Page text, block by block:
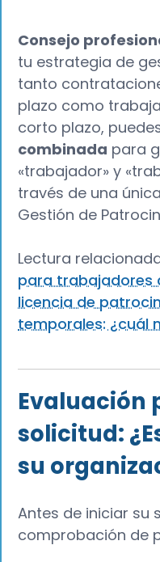
Consejo
tu estrategia de
tanto
plazo como
corto plazo,
combinada para
«trabajador» y
través de una
Gestión de
Lectura
para trabajadores
licencia de
temporales: ¿cuál
Evaluación
solicitud:
su
Antes de iniciar su
comprobación de